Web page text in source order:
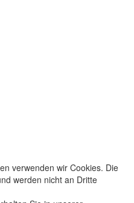
verwenden wir Cookies. Die
werden nicht an Dritte